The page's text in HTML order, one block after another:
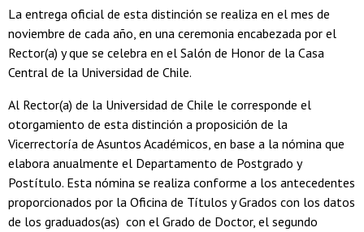
La entrega oficial de esta distinción se realiza en el mes de
noviembre de cada año, en una ceremonia encabezada por el
Rector(a) y que se celebra en el Salón de Honor de la Casa
Central de la Universidad de Chile.
Al Rector(a) de la Universidad de Chile le corresponde el
otorgamiento de esta distinción a proposición de la
Vicerrectoría de Asuntos Académicos, en base a la nómina que
elabora anualmente el Departamento de Postgrado y
Postítulo. Esta nómina se realiza conforme a los antecedentes
proporcionados por la Oficina de Títulos y Grados con los datos
de los graduados(as) con el Grado de Doctor, el segundo